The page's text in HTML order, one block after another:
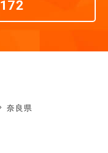
奈良県